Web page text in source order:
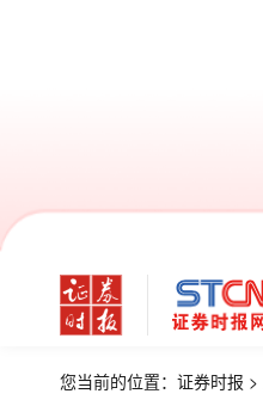
您当前的位置： 证券时报 >